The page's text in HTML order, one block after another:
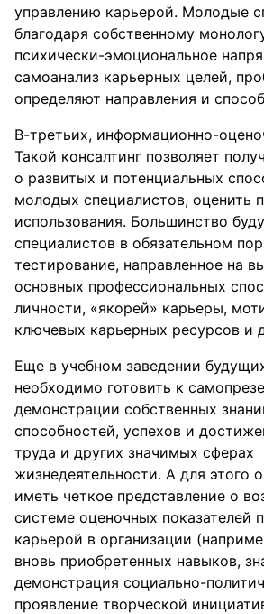
управлению карьерой. Молодые
благодаря собственному
психически-эмоциональное
самоанализ карьерных целей,
определяют направления и
В-третьих, информационно-
Такой консалтинг позволяет
о развитых и потенциальных
молодых специалистов, оценить
использования. Большинство
специалистов в обязательном
тестирование, направленное на
основных профессиональных
личности, «якорей» карьеры,
ключевых карьерных ресурсов и
Еще в учебном заведении
необходимо готовить к
демонстрации собственных
способностей, успехов и
труда и других значимых сферах
жизнедеятельности. А для этого
иметь четкое представление о
системе оценочных показателей
карьерой в организации
вновь приобретенных навыков,
демонстрация социально-
проявление творческой